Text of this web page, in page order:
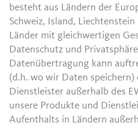
besteht aus Ländern der
Schweiz, Island,
Länder mit gleichwertigen
Datenschutz und
Datenübertragung kann
(d.h. wo wir Daten
Dienstleister außerhalb des
unsere Produkte und
Aufenthalts in Ländern